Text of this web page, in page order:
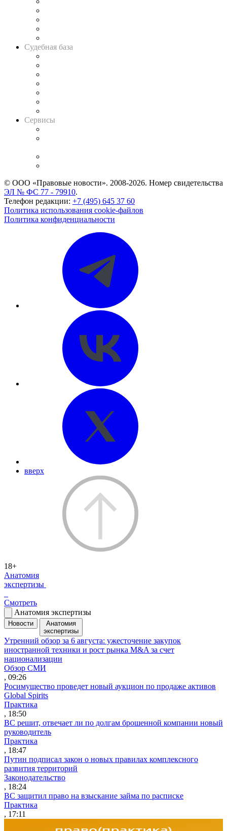
Судебная база
Сервисы
© ООО «Правовые новости». 2008-2026. Номер свидетельства
ЭЛ № ФС 77 - 79910.
Телефон редакции: +7 (495) 645 37 60
Политика использования cookie-файлов
Политика конфиденциальности
вверх
18+
Анатомия
экспертизы
Смотреть
Анатомия экспертизы
Новости
Анатомия
экспертизы
Утренний обзор за 6 августа: ужесточение закупок
иностранной техники и рост рынка M&A за счет
национализации
Обзор СМИ
, 09:26
Росимущество проведет новый аукцион по продаже активов
Global Spirits
Практика
, 18:50
ВС решит, отвечает ли по долгам брошенной компании новый
руководитель
Практика
, 18:47
Путин подписал закон о новых правилах комплексного
развития территорий
Законодательство
, 18:24
ВС защитил право на взыскание займа по расписке
Практика
, 17:11